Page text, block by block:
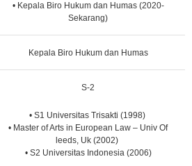
• Kepala Biro Hukum dan Humas (2020-
Sekarang)
Kepala Biro Hukum dan Humas
S-2
• S1 Universitas Trisakti (1998)
• Master of Arts in European Law – Univ Of
leeds, Uk (2002)
• S2 Universitas Indonesia (2006)